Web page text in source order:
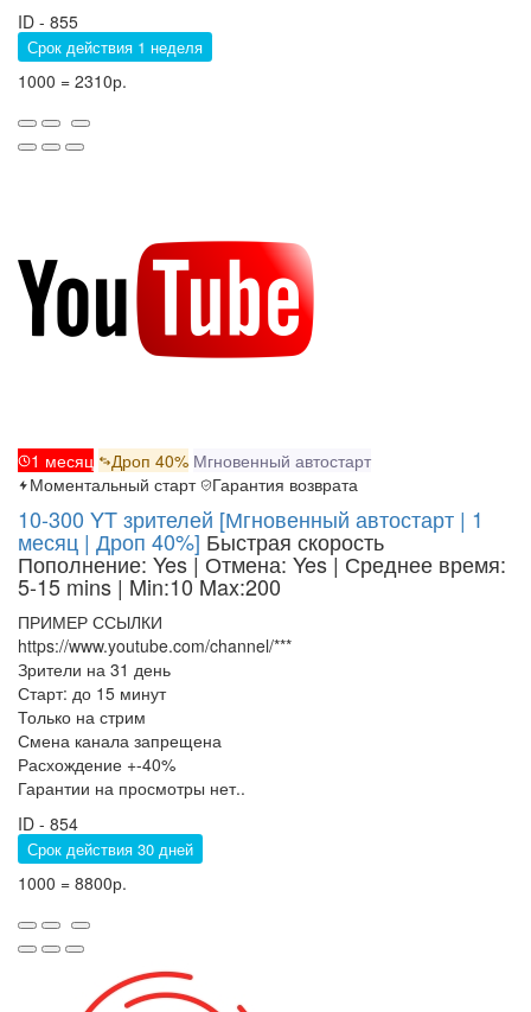
ID - 855
Срок действия 1 неделя
1000 = 2310р.
1 месяц Дроп 40% Мгновенный автостарт
Моментальный старт
Гарантия возврата
10-300 YT зрителей [Мгновенный автостарт | 1
месяц | Дроп 40%] Быстрая скорость
Пополнение: Yes | Отмена: Yes | Среднее время:
5-15 mins | Min:10 Max:200
ПРИМЕР ССЫЛКИ
https://www.youtube.com/channel/***
Зрители на 31 день
Старт: до 15 минут
Только на стрим
Смена канала запрещена
Расхождение +-40%
Гарантии на просмотры нет..
ID - 854
Срок действия 30 дней
1000 = 8800р.